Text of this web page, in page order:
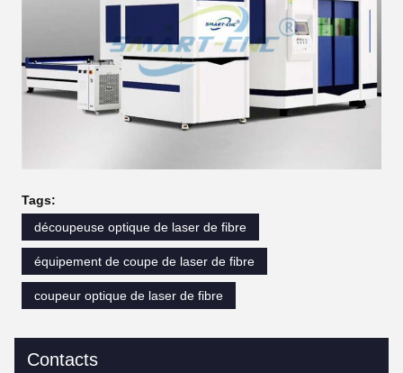
Tags:
découpeuse optique de laser de fibre
équipement de coupe de laser de fibre
coupeur optique de laser de fibre
Contacts